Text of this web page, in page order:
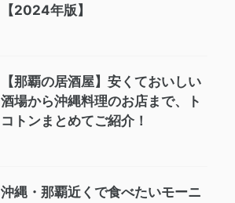
【2024年版】
【那覇の居酒屋】安くておいしい
酒場から沖縄料理のお店まで、ト
コトンまとめてご紹介！
沖縄・那覇近くで食べたいモーニ